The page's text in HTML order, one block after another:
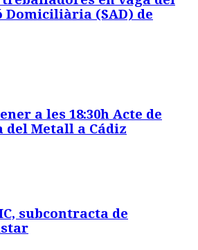
Domiciliària (SAD) de
a les 18:30h Acte de
del Metall a Cádiz
subcontracta de